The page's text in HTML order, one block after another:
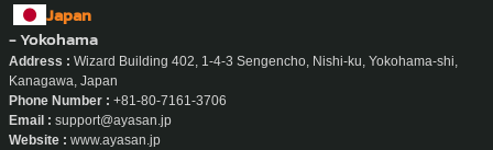
Japan
- Yokohama
Address : Wizard Building 402, 1-4-3 Sengencho, Nishi-ku, Yokohama-shi,
Kanagawa, Japan
Phone Number : +81-80-7161-3706
Email : support@ayasan.jp
Website : www.ayasan.jp